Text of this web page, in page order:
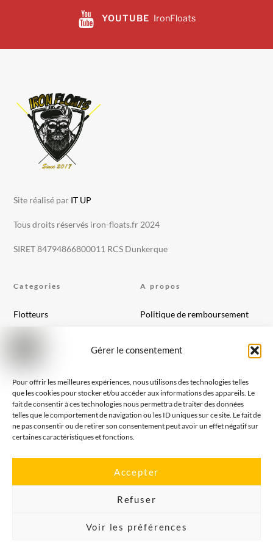
Gérer le consentement
Pour offrir les meilleures expériences, nous utilisons des technologies telles
que les cookies pour stocker et/ou accéder aux informations des appareils. Le
fait de consentir à ces technologies nous permettra de traiter des données
telles que le comportement de navigation ou les ID uniques sur ce site. Le fait de
ne pas consentir ou de retirer son consentement peut avoir un effet négatif sur
certaines caractéristiques et fonctions.
Accepter
Refuser
Voir les préférences
YOUTUBE IronFloats
Site réalisé par IT UP
Tous droits réservés iron-floats.fr 2024
SIRET 84794866800011 RCS Dunkerque
Categories
Flotteurs
Packs
Cartes Cadeaux
A propos
Politique de remboursement
Politique de cookies (UE)
Support
Suivre une commande
Social
Facebook
Youtube